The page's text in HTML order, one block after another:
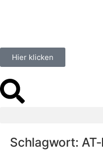
Hier klicken
Schlagwort: